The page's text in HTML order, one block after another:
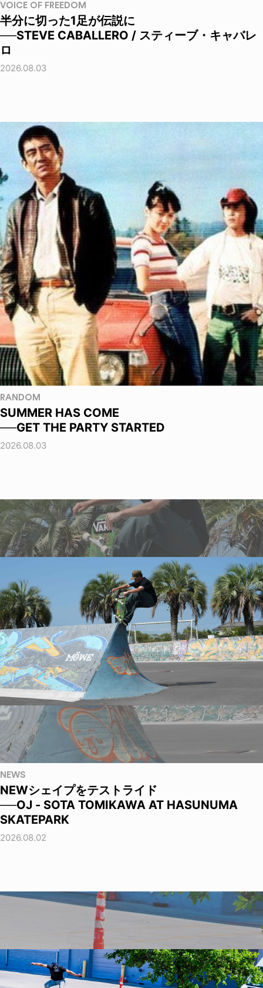
VOICE OF FREEDOM
半分に切った1足が伝説に
──STEVE CABALLERO / スティーブ・キャバレ
ロ
2026.08.03
RANDOM
SUMMER HAS COME
──GET THE PARTY STARTED
2026.08.03
NEWS
NEWシェイプをテストライド
──OJ - SOTA TOMIKAWA AT HASUNUMA
SKATEPARK
2026.08.02